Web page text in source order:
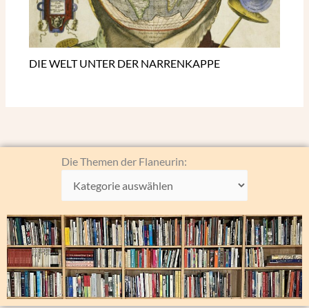
DIE WELT UNTER DER NARRENKAPPE
Die Themen der Flaneurin:
Die
der